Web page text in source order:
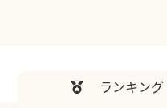
ランキング